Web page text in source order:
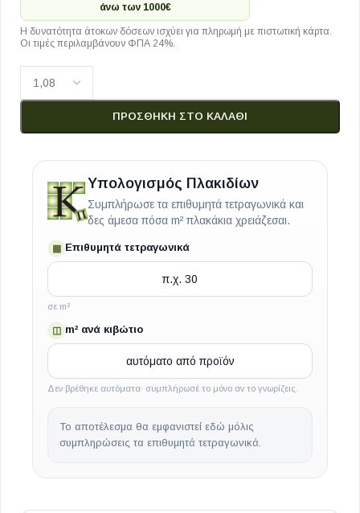
άνω των 1000€
Η δυνατότητα άτοκων δόσεων ισχύει για πληρωμή με πιστωτική κάρτα.
Οι τιμές περιλαμβάνουν ΦΠΑ 24%.
ΠΡΟΣΘΉΚΗ ΣΤΟ ΚΑΛΆΘΙ
Υπολογισμός Πλακιδίων
Συμπλήρωσε τα επιθυμητά τετραγωνικά και
δες άμεσα πόσα m² πλακάκια χρειάζεσαι.
▦ Επιθυμητά τετραγωνικά
σε m²
◫ m² ανά κιβώτιο
Δεν βρέθηκε αυτόματα· συμπλήρωσέ το μόνο αν το γνωρίζεις.
Το αποτέλεσμα θα εμφανιστεί εδώ μόλις
συμπληρώσεις τα επιθυμητά τετραγωνικά.